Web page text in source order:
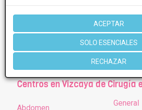
ACEPTAR
SOLO ESENCIALES
RECHAZAR
ofertas y descuentos que ofrecen.
Poblaciones en Vizcaya:
Centros en Vizcaya de Cirugía
Abdomen
General